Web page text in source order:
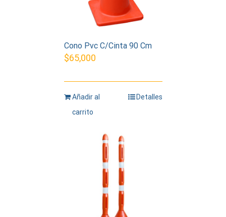
Cono Pvc C/Cinta 90 Cm
$65,000
Añadir al
carrito
Detalles